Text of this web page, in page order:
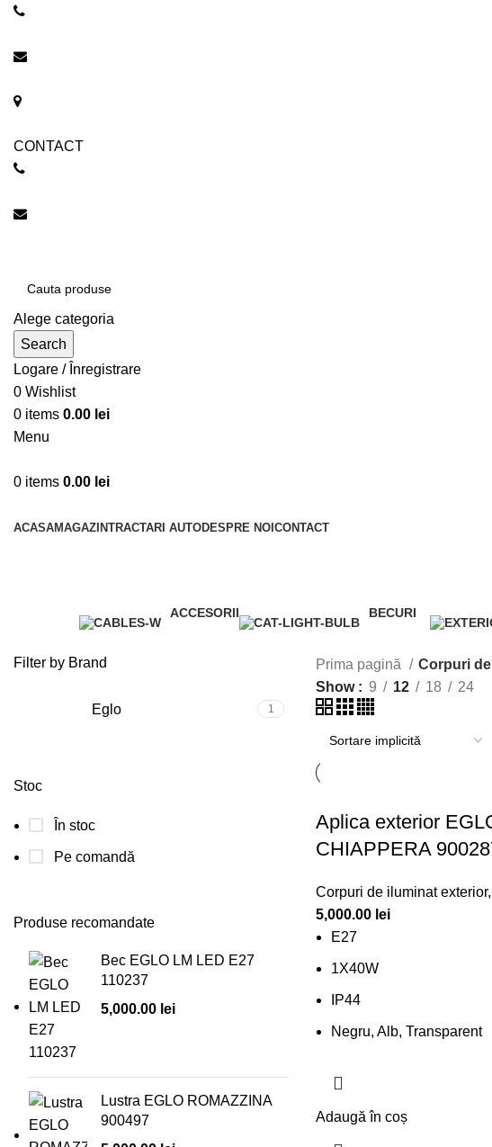
CONTACT
Alege categoria
Search
Logare / Înregistrare
0 Wishlist
0 items 0.00 lei
Menu
0 items 0.00 lei
ACASAMAGAZINTRACTARI AUTODESPRE NOI CONTACT
ACCESORII
BECURI
Filter by Brand
Eglo 1
Stoc
În stoc
Pe comandă
Produse recomandate
Bec EGLO LM LED E27
110237
5,000.00 lei
Lustra EGLO ROMAZZINA
900497
Prima pagină
Corpuri
Show
9 12 18 24
Aplica exterior
CHIAPPERA
Corpuri de iluminat exterior,
5,000.00 lei
E27
1X40W
IP44
Negru, Alb, Transparent
Adaugă în coș